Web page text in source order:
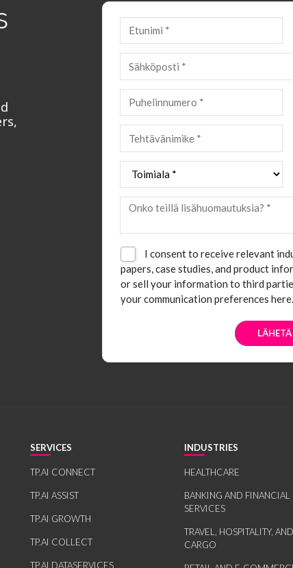
I consent to receive relevant
papers, case studies, and product
or sell your information to third
your communication preferences here.
SERVICES
TP.AI CONNECT
TP.AI ASSIST
TP.AI GROWTH
TP.AI COLLECT
TP.AI DATASERVICES
INDUSTRIES
HEALTHCARE
BANKING AND FINANCIAL
SERVICES
TRAVEL, HOSPITALITY, AND
CARGO